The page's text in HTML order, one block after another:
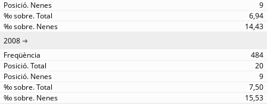
9
6,94
14,43
2008
484
20
9
7,50
15,53